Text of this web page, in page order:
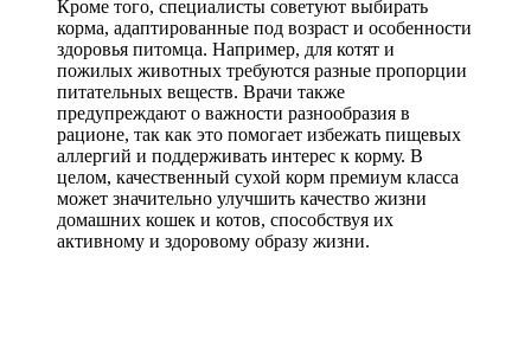
Кроме того, специалисты советуют выбирать
корма, адаптированные под возраст и особенности
здоровья питомца. Например, для котят и
пожилых животных требуются разные пропорции
питательных веществ. Врачи также
предупреждают о важности разнообразия в
рационе, так как это помогает избежать пищевых
аллергий и поддерживать интерес к корму. В
целом, качественный сухой корм премиум класса
может значительно улучшить качество жизни
домашних кошек и котов, способствуя их
активному и здоровому образу жизни.